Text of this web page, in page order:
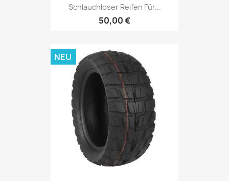
Schlauchloser Reifen Für...
50,00 €
NEU